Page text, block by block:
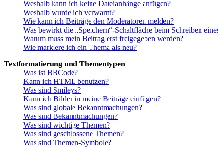
Weshalb kann ich keine Dateianhänge anfügen?
Weshalb wurde ich verwarnt?
Wie kann ich Beiträge den Moderatoren melden?
Was bewirkt die „Speichern“-Schaltfläche beim Schreiben
Warum muss mein Beitrag erst freigegeben werden?
Wie markiere ich ein Thema als neu?
Textformatierung und Thementypen
Was ist BBCode?
Kann ich HTML benutzen?
Was sind Smileys?
Kann ich Bilder in meine Beiträge einfügen?
Was sind globale Bekanntmachungen?
Was sind Bekanntmachungen?
Was sind wichtige Themen?
Was sind geschlossene Themen?
Was sind Themen-Symbole?